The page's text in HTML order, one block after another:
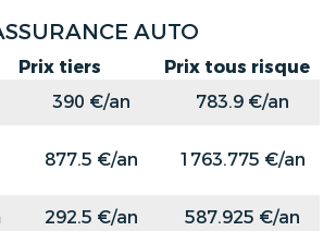
AUTO
Prix tiers
Prix tous risque
390 €/an
783.9 €/an
877.5 €/an 1763.775 €/an
292.5 €/an 587.925 €/an